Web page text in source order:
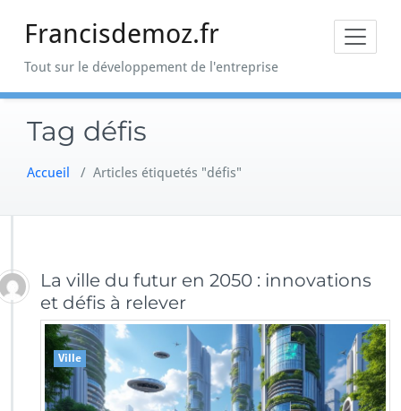
Francisdemoz.fr
Tout sur le développement de l'entreprise
Tag défis
Accueil / Articles étiquetés "défis"
La ville du futur en 2050 : innovations
et défis à relever
Ville